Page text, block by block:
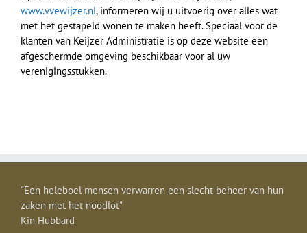
www.vvewijzer.nl, informeren wij u uitvoerig over alles wat
met het gestapeld wonen te maken heeft. Speciaal voor de
klanten van Keijzer Administratie is op deze website een
afgeschermde omgeving beschikbaar voor al uw
verenigingsstukken.
"Een heleboel mensen verwarren een slecht beheer van hun
zaken met het noodlot"
Kin Hubbard